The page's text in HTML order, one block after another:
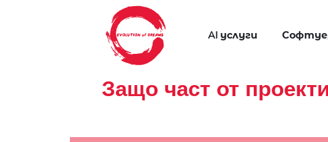
AI услуги
Защо част от